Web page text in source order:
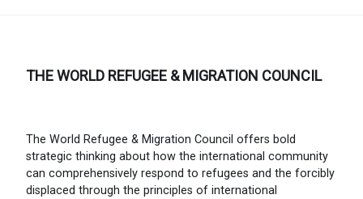
THE WORLD REFUGEE & MIGRATION COUNCIL
The World Refugee & Migration Council offers bold
strategic thinking about how the international community
can comprehensively respond to refugees and the forcibly
displaced through the principles of international